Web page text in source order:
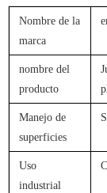
Nombre de la
marca
nombre del
producto
Manejo de
superficies
Uso
industrial